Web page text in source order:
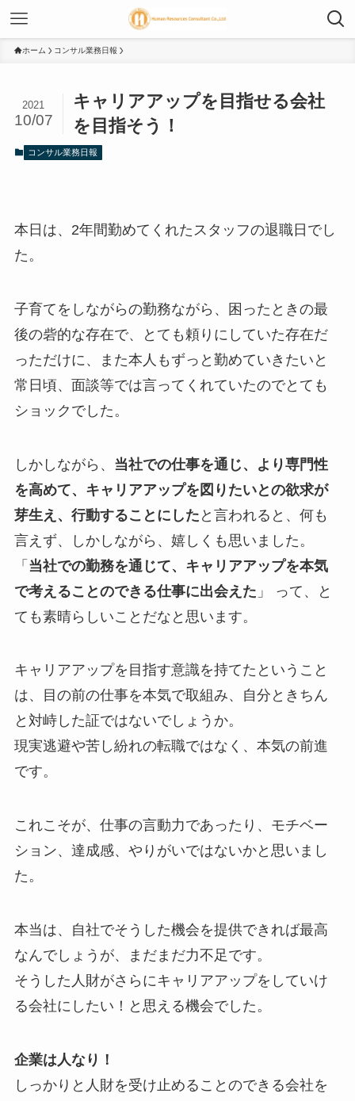
ホーム コンサル業務日報
キャリアアップを目指せる会社
を目指そう！
2021
10/07
コンサル業務日報
本日は、2年間勤めてくれたスタッフの退職日でし
た。
子育てをしながらの勤務ながら、困ったときの最
後の砦的な存在で、とても頼りにしていた存在だ
っただけに、また本人もずっと勤めていきたいと
常日頃、面談等では言ってくれていたのでとても
ショックでした。
しかしながら、 当社での仕事を通じ、より専門性
を高めて、キャリアアップを図りたいとの欲求が
芽生え、行動することにした と言われると、何も
言えず、しかしながら、嬉しくも思いました。
「 当社での勤務を通じて、キャリアアップを本気
で考えることのできる仕事に出会えた 」 って、と
ても素晴らしいことだなと思います。
キャリアアップを目指す意識を持てたということ
は、目の前の仕事を本気で取組み、自分ときちん
と対峙した証ではないでしょうか。
現実逃避や苦し紛れの転職ではなく、本気の前進
です。
これこそが、仕事の言動力であったり、モチベー
ション、達成感、やりがいではないかと思いまし
た。
本当は、自社でそうした機会を提供できれば最高
なんでしょうが、まだまだ力不足です。
そうした人財がさらにキャリアアップをしていけ
る会社にしたい！と思える機会でした。
企業は人なり！
しっかりと人財を受け止めることのできる会社を